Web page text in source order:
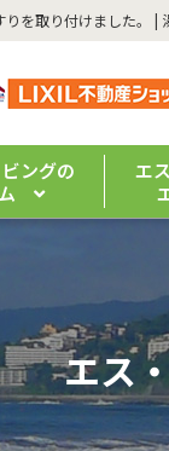
ングの
エ
エス